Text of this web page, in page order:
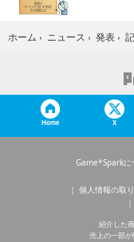
ホーム › ニュース › 発表 ›
Home X
Game*Sparkに
個人情報の取
紹介した
売上の一部が